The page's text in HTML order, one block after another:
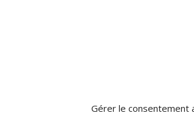
Gérer le consentement